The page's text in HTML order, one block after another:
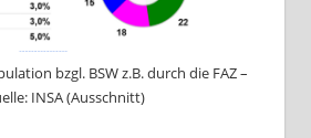
bzgl. BSW z.B. durch die FAZ –
INSA (Ausschnitt)